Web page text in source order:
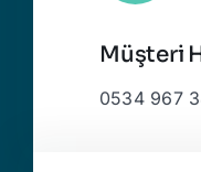
Müşteri
0534 967